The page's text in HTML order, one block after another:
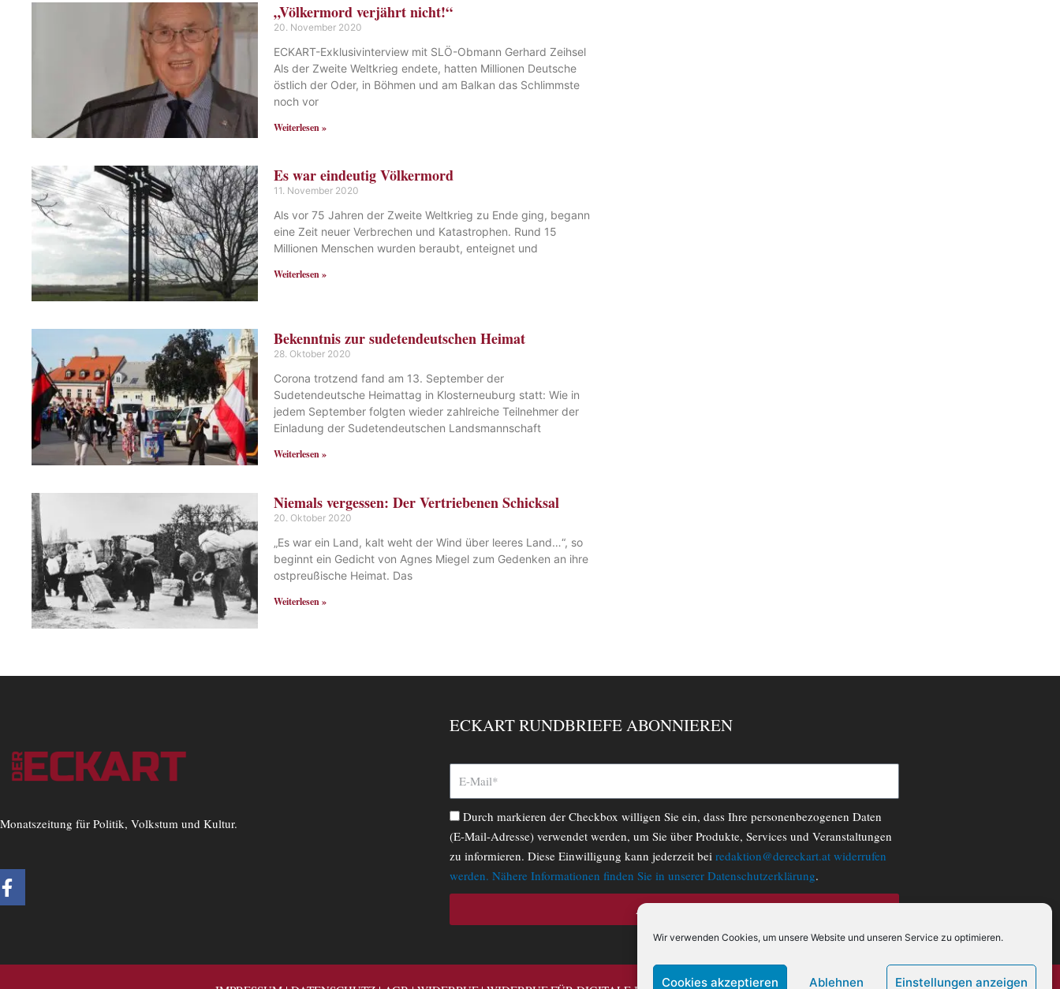
Wir verwenden Cookies, um unsere Website und unseren Service zu optimieren.
Cookies akzeptieren Ablehnen Einstellungen anzeigen
„Völkermord verjährt nicht!“
20. November 2020
ECKART-Exklusivinterview mit SLÖ-Obmann Gerhard Zeihsel
Als der Zweite Weltkrieg endete, hatten Millionen Deutsche
östlich der Oder, in Böhmen und am Balkan das Schlimmste
noch vor
Weiterlesen »
Es war eindeutig Völkermord
11. November 2020
Als vor 75 Jahren der Zweite Weltkrieg zu Ende ging, begann
eine Zeit neuer Verbrechen und Katastrophen. Rund 15
Millionen Menschen wurden beraubt, enteignet und
Weiterlesen »
Bekenntnis zur sudetendeutschen Heimat
28. Oktober 2020
Corona trotzend fand am 13. September der
Sudetendeutsche Heimattag in Klosterneuburg statt: Wie in
jedem September folgten wieder zahlreiche Teilnehmer der
Einladung der Sudetendeutschen Landsmannschaft
Weiterlesen »
Niemals vergessen: Der Vertriebenen Schicksal
20. Oktober 2020
„Es war ein Land, kalt weht der Wind über leeres Land…“, so
beginnt ein Gedicht von Agnes Miegel zum Gedenken an ihre
ostpreußische Heimat. Das
Weiterlesen »
Monatszeitung für Politik, Volkstum und Kultur.
F
a
o
ECKART RUNDBRIEFE ABONNIEREN
Durch markieren der Checkbox willigen Sie ein, dass Ihre personenbezogenen Daten
(E-Mail-Adresse) verwendet werden, um Sie über Produkte, Services und Veranstaltungen
zu informieren. Diese Einwilligung kann jederzeit bei redaktion@dereckart.at widerrufen
werden. Nähere Informationen finden Sie in unserer Datenschutzerklärung.
ABONNIEREN